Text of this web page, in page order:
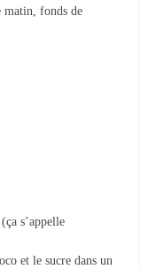
matin, fonds de
s’appelle
et le sucre dans un